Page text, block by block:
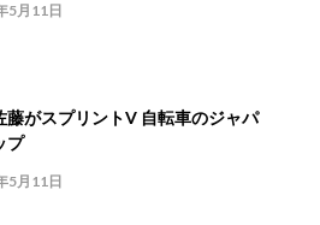
5月11日
藤がスプリントV 自転車のジャパ
プ
5月11日